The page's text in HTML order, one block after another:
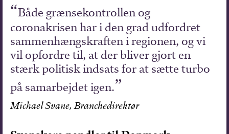
Både grænsekontrollen og
coronakrisen har i den grad udfordret
sammenhængskraften i regionen, og vi
vil opfordre til, at der bliver gjort en
stærk politisk indsats for at sætte turbo
på samarbejdet igen.
Michael Svane, Branchedirektør